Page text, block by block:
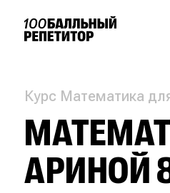
Курс Математика
АРИНОЙ